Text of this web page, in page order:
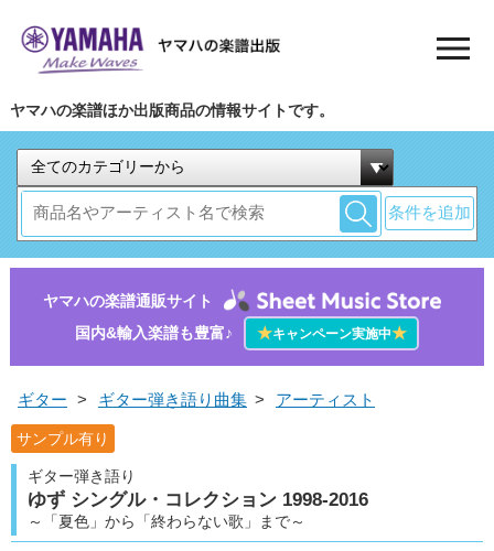
ヤマハの楽譜ほか出版商品の情報サイトです。
条件を追加
ヤマハの楽譜通販サイト
国内&輸入楽譜も豊富♪
★キャンペーン実施中★
ギター > ギター弾き語り曲集 > アーティスト
サンプル有り
ギター弾き語り
ゆず シングル・コレクション 1998-2016
～「夏色」から「終わらない歌」まで～